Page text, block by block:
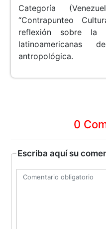
Categoría
“Contrapunteo
reflexión sobre la
latinoamericanas
antropológica.
0
Escriba aquí su